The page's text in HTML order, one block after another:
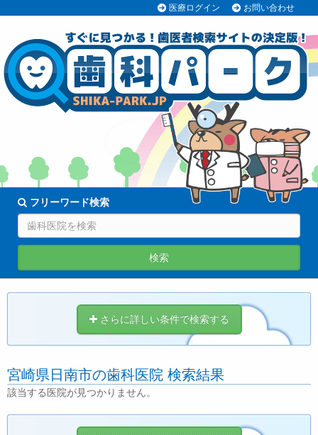
医療ログイン お問い合わせ
70038医院
登録中!
フリーワード検索
検索
さらに詳しい条件で検索する
宮崎県日南市の歯科医院 検索結果
該当する医院が見つかりません。